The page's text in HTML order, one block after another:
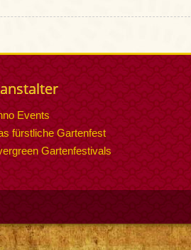
Events
fürstliche Gartenfest
Gartenfestivals